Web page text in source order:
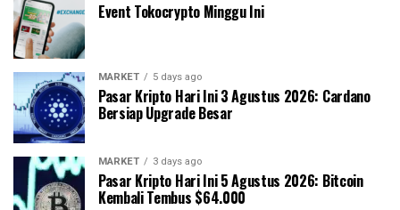
Event Tokocrypto Minggu Ini
MARKET 5 days ago
Pasar Kripto Hari Ini 3 Agustus 2026: Cardano
Bersiap Upgrade Besar
MARKET 3 days ago
Pasar Kripto Hari Ini 5 Agustus 2026: Bitcoin
Kembali Tembus $64.000